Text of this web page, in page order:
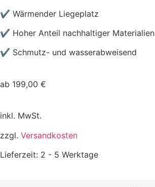
✔ Wärmender Liegeplatz
✔ Hoher Anteil nachhaltiger Materialien
✔ Schmutz- und wasserabweisend
ab 199,00 €
inkl. MwSt.
zzgl. Versandkosten
Lieferzeit: 2 - 5 Werktage